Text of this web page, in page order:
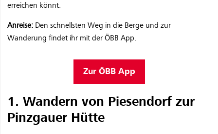
erreichen könnt.
Anreise: Den schnellsten Weg in die Berge und zur
Wanderung findet ihr mit der ÖBB App.
Zur ÖBB App
1. Wandern von Piesendorf zur
Pinzgauer Hütte